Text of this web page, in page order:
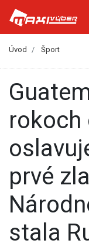
Úvod Šport
Guatemala sa po 92
rokoch
prvé
stala